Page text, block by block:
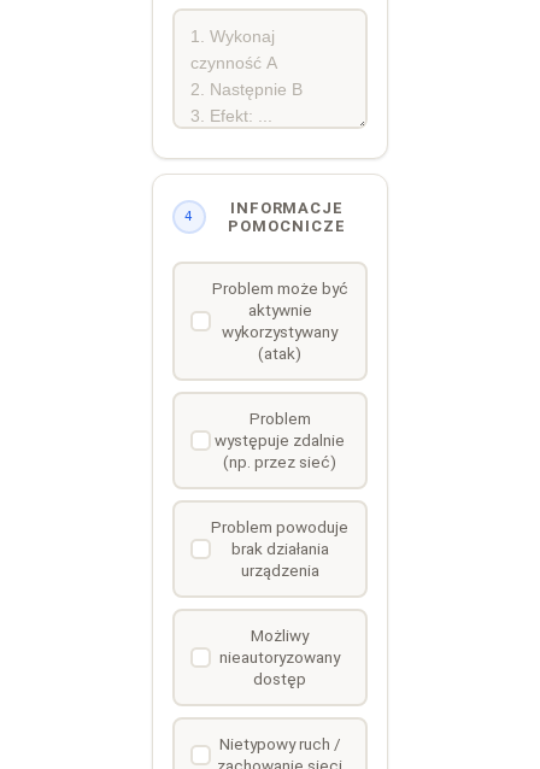
4
INFORMACJE
POMOCNICZE
Problem może być
aktywnie
wykorzystywany
(atak)
Problem
występuje zdalnie
(np. przez sieć)
Problem powoduje
brak działania
urządzenia
Możliwy
nieautoryzowany
dostęp
Nietypowy ruch /